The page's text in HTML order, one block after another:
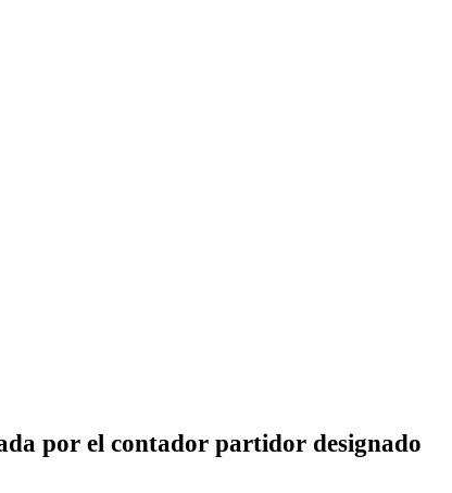
por el contador partidor designado